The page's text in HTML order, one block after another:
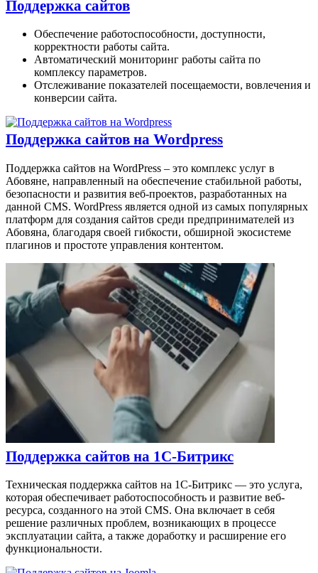
Поддержка сайтов
Обеспечение работоспособности, доступности,
корректности работы сайта.
Автоматический мониторинг работы сайта по
комплексу параметров.
Отслеживание показателей посещаемости, вовлечения и
конверсии сайта.
Поддержка сайтов на Wordpress
Поддержка сайтов на WordPress – это комплекс услуг в
Абовяне, направленный на обеспечение стабильной работы,
безопасности и развития веб-проектов, разработанных на
данной CMS. WordPress является одной из самых популярных
платформ для создания сайтов cреди предпринимателей из
Абовяна, благодаря своей гибкости, обширной экосистеме
плагинов и простоте управления контентом.
Поддержка сайтов на 1С-Битрикс
Техническая поддержка сайтов на 1С-Битрикс — это услуга,
которая обеспечивает работоспособность и развитие веб-
ресурса, созданного на этой CMS. Она включает в себя
решение различных проблем, возникающих в процессе
эксплуатации сайта, а также доработку и расширение его
функциональности.